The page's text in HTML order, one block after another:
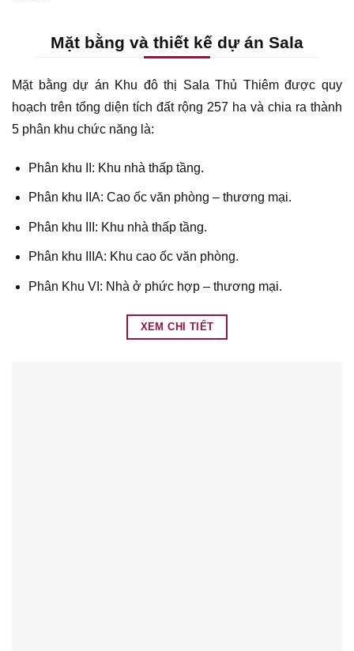
Mặt bằng và thiết kế dự án Sala
Mặt bằng dự án Khu đô thị Sala Thủ Thiêm được quy
hoạch trên tổng diện tích đất rộng 257 ha và chia ra thành
5 phân khu chức năng là:
Phân khu II: Khu nhà thấp tầng.
Phân khu IIA: Cao ốc văn phòng – thương mại.
Phân khu III: Khu nhà thấp tầng.
Phân khu IIIA: Khu cao ốc văn phòng.
Phân Khu VI: Nhà ở phức hợp – thương mại.
XEM CHI TIẾT